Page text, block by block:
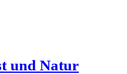
und Natur